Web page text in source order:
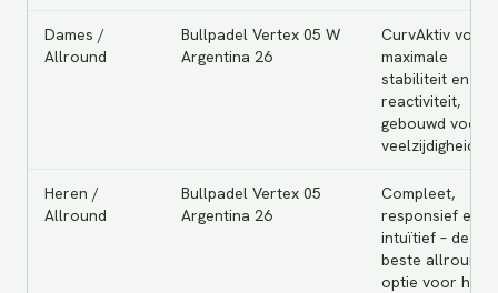
Dames /
Allround
Bullpadel Vertex 05 W
Argentina 26
CurvAktiv voor
maximale
stabiliteit en
reactiviteit,
gebouwd voor
veelzijdigheid
Heren /
Allround
Bullpadel Vertex 05
Argentina 26
Compleet,
responsief en
intuïtief – de
beste allround
optie voor